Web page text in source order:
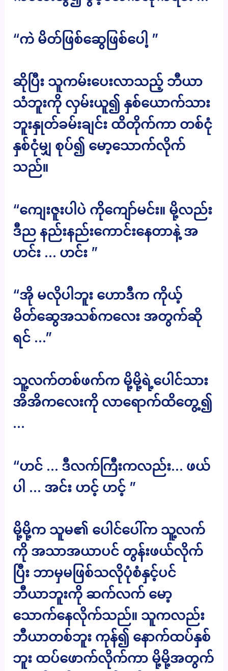
“ကဲ မိတ်ဖြစ်ဆွေဖြစ်ပေါ့ ”
ဆိုပြီး သူကမ်းပေးလာသည့် ဘီယာ
သံဘူးကို လှမ်းယူ၍ နှစ်ယောက်သား
ဘူးနှုတ်ခမ်းချင်း ထိတိုက်ကာ တစ်ငုံ
နှစ်ငုံမျှ စုပ်၍ မော့သောက်လိုက်
သည်။
“ကျေးဇူးပါပဲ ကိုကျော်မင်း။ မို့လည်း
ဒီည နည်းနည်းကောင်းနေတာနဲ့ အ
ဟင်း … ဟင်း ”
“အို မလိုပါဘူး ဟောဒီက ကိုယ့်
မိတ်ဆွေအသစ်ကလေး အတွက်ဆို
ရင် …”
သူ့လက်တစ်ဖက်က မို့မို့ရဲ့ပေါင်သား
အိအိကလေးကို လာရောက်ထိတွေ့၍
…
“ဟင် … ဒီလက်ကြီးကလည်း… ဖယ်
ပါ … အင်း ဟင့် ဟင့် ”
မို့မို့က သူမ၏ ပေါင်ပေါ်က သူ့လက်
ကို အသာအယာပင် တွန်းဖယ်လိုက်
ပြီး ဘာမှမဖြစ်သလိုပုံစံနှင့်ပင်
ဘီယာဘူးကို ဆက်လက် မော့
သောက်နေလိုက်သည်။ သူကလည်း
ဘီယာတစ်ဘူး ကုန်၍ နောက်ထပ်နှစ်
ဘူး ထပ်ဖောက်လိုက်ကာ မို့မို့အတွက်